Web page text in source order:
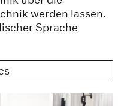
werden lassen.
Sprache